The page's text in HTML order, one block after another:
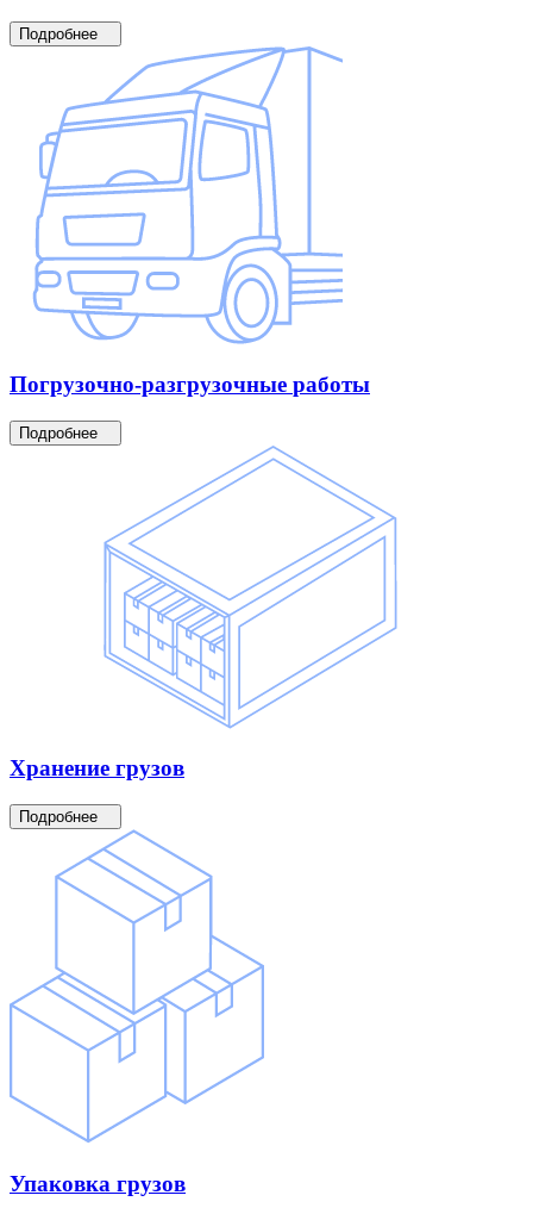
Подробнее
Погрузочно-разгрузочные работы
Подробнее
Хранение грузов
Подробнее
Упаковка грузов